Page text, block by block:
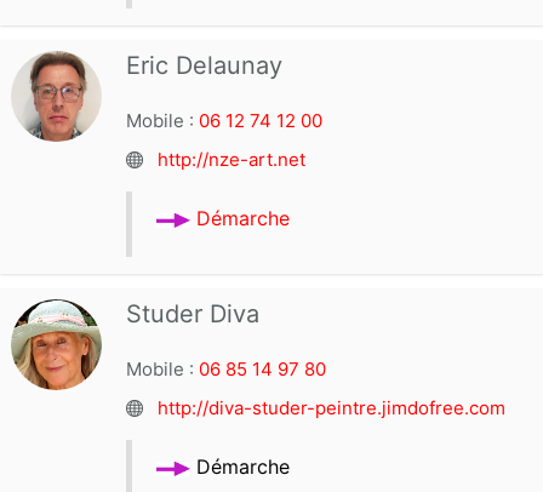
Eric Delaunay
Mobile : 06 12 74 12 00
http://nze-art.net
Démarche
Studer Diva
Mobile : 06 85 14 97 80
http://diva-studer-peintre.jimdofree.com
Démarche